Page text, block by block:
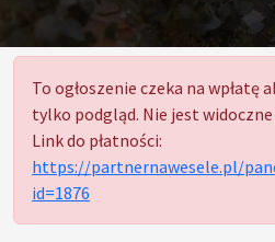
To ogłoszenie czeka na wpłatę
tylko podgląd. Nie jest widoczne
Link do płatności:
https://partnernawesele.pl/
id=1876